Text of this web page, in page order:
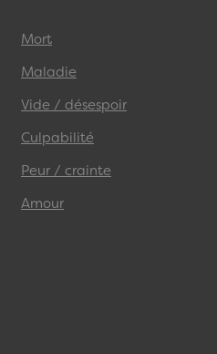
Mort
Maladie
Vide / désespoir
Culpabilité
Peur / crainte
Amour